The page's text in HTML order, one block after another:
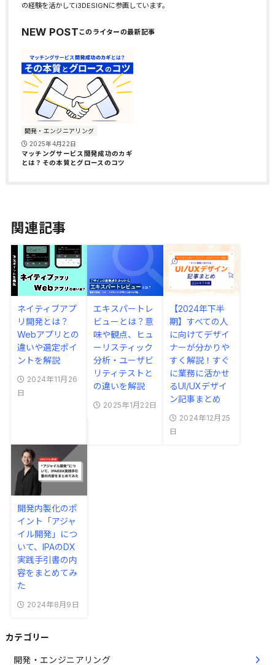
の経験を活かしてi3DESIGNに参画しています。
NEW POST
開発・エンジニアリング
2025年4月22日
マッチングサービス開発成功のカギ
とは？その本質とグロースのコツ
関連記事
ネイティブアプ
リ開発とは？
Webアプリとの
違いや選定ポイ
ントを解説
2024年11月26
日
エキスパートレ
ビューとは？意
味や観点、ヒュ
ーリスティック
分析・ユーザビ
リティテストと
の違いを解説
2025年1月22日
【2024年下半
期】すべての人
に向けてデザイ
ナーが分かりや
すく解説！すぐ
に業務に活かせ
るUI/UXデザイ
ン記事まとめ
2024年12月25
日
開発内製化のポ
イント「アジャ
イル開発」につ
いて、IPAのDX
実践手引書の内
容をまとめてみ
た
2024年8月9日
カテゴリー
開発・エンジニアリング